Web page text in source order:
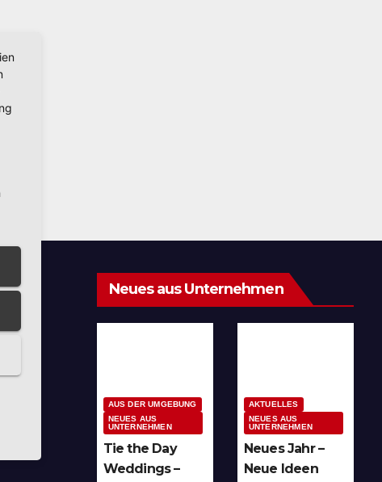
Neues aus Unternehmen
AUS DER UMGEBUNG
NEUES AUS
UNTERNEHMEN
Tie the Day
Weddings –
AKTUELLES
NEUES AUS
UNTERNEHMEN
Neues Jahr –
Neue Ideen